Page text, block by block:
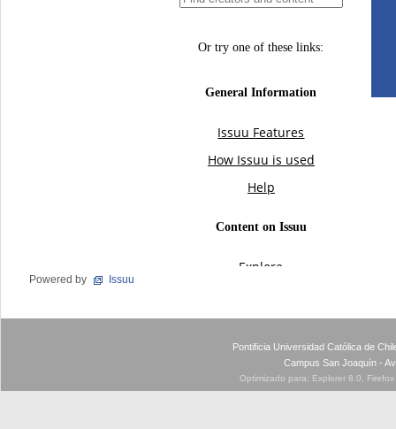
Powered by Issuu
Pontificia Universidad Católica de
Campus San Joaquín -
Optimizado para: Explorer 8.0,